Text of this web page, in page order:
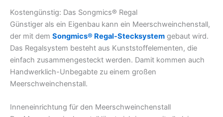
Kostengünstig: Das Songmics® Regal
Günstiger als ein Eigenbau kann ein Meerschweinchenstall,
der mit dem Songmics® Regal-Stecksystem gebaut wird.
Das Regalsystem besteht aus Kunststoffelementen, die
einfach zusammengesteckt werden. Damit kommen auch
Handwerklich-Unbegabte zu einem großen
Meerschweinchenstall.
Inneneinrichtung für den Meerschweinchenstall